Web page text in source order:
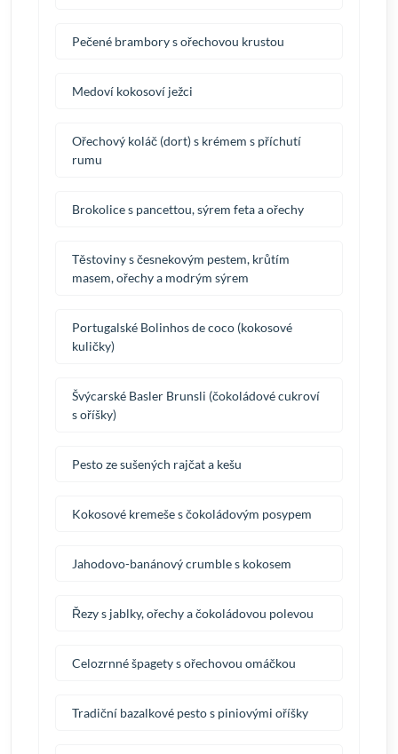
Pečené brambory s ořechovou krustou
Medoví kokosoví ježci
Ořechový koláč (dort) s krémem s příchutí
rumu
Brokolice s pancettou, sýrem feta a ořechy
Těstoviny s česnekovým pestem, krůtím
masem, ořechy a modrým sýrem
Portugalské Bolinhos de coco (kokosové
kuličky)
Švýcarské Basler Brunsli (čokoládové cukroví
s oříšky)
Pesto ze sušených rajčat a kešu
Kokosové kremeše s čokoládovým posypem
Jahodovo-banánový crumble s kokosem
Řezy s jablky, ořechy a čokoládovou polevou
Celozrnné špagety s ořechovou omáčkou
Tradiční bazalkové pesto s piniovými oříšky